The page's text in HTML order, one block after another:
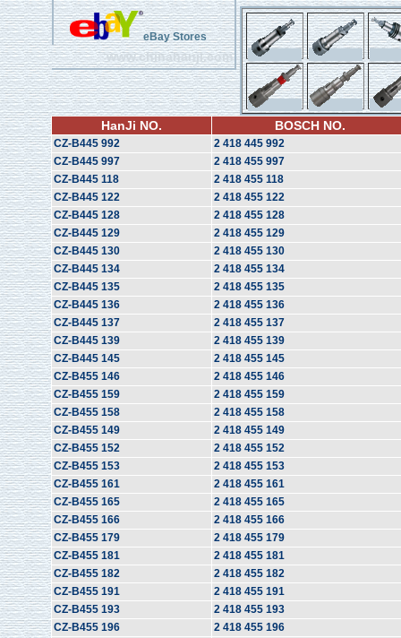
eBay Stores
www.chinahanji.com
HanJi NO. BOSCH NO.
CZ-B445 992
2 418 445 992
CZ-B445 997
2 418 455 997
CZ-B445 118
2 418 455 118
CZ-B445 122
2 418 455 122
CZ-B445 128
2 418 455 128
CZ-B445 129
2 418 455 129
CZ-B445 130
2 418 455 130
CZ-B445 134
2 418 455 134
CZ-B445 135
2 418 455 135
CZ-B445 136
2 418 455 136
CZ-B445 137
2 418 455 137
CZ-B445 139
2 418 455 139
CZ-B445 145
2 418 455 145
CZ-B455 146
2 418 455 146
CZ-B455 159
2 418 455 159
CZ-B455 158
2 418 455 158
CZ-B455 149
2 418 455 149
CZ-B455 152
2 418 455 152
CZ-B455 153
2 418 455 153
CZ-B455 161
2 418 455 161
CZ-B455 165
2 418 455 165
CZ-B455 166
2 418 455 166
CZ-B455 179
2 418 455 179
CZ-B455 181
2 418 455 181
CZ-B455 182
2 418 455 182
CZ-B455 191
2 418 455 191
CZ-B455 193
2 418 455 193
CZ-B455 196
2 418 455 196